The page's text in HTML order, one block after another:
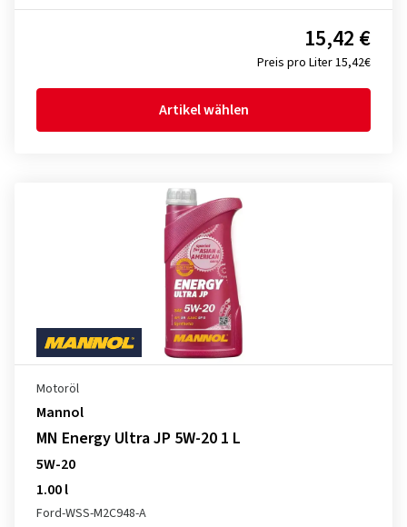
Preis pro Liter 15,42€
15,42 €
Artikel wählen
Motoröl
Mannol
MN Energy Ultra JP 5W-20 1 L
5W-20
1.00 l
Ford-WSS-M2C948-A